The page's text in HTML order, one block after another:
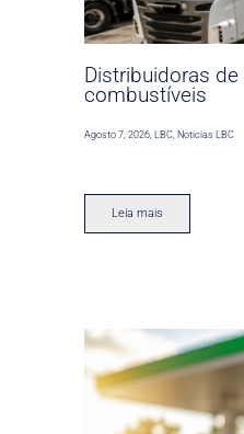
Distribuidoras
combustíveis
Agosto 7, 2026,LBC,Noticias LBC
Leia mais